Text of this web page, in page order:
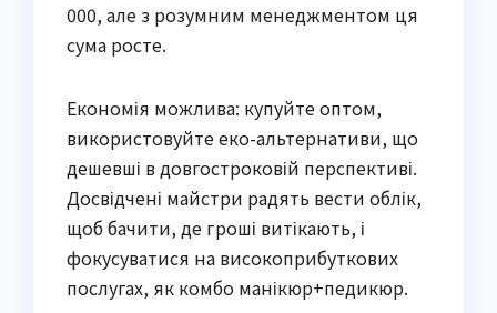
000, але з розумним менеджментом ця
сума росте.
Економія можлива: купуйте оптом,
використовуйте еко-альтернативи, що
дешевші в довгостроковій перспективі.
Досвідчені майстри радять вести облік,
щоб бачити, де гроші витікають, і
фокусуватися на високоприбуткових
послугах, як комбо манікюр+педикюр.